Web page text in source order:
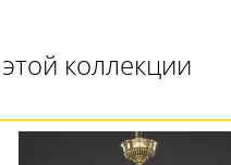
коллекции